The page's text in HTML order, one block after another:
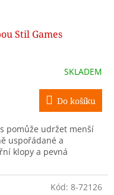
Stil Games
SKLADEM
Do košíku
pomůže udržet menší
uspořádané a
klopy a pevná
Kód: 8-72126